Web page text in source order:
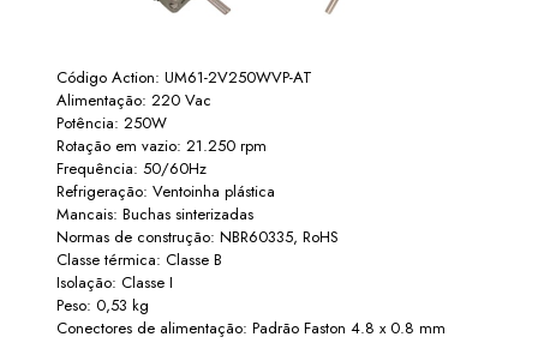
Código Action: UM61-2V250WVP-AT
Alimentação: 220 Vac
Potência: 250W
Rotação em vazio: 21.250 rpm
Frequência: 50/60Hz
Refrigeração: Ventoinha plástica
Mancais: Buchas sinterizadas
Normas de construção: NBR60335, RoHS
Classe térmica: Classe B
Isolação: Classe I
Peso: 0,53 kg
Conectores de alimentação: Padrão Faston 4.8 x 0.8 mm